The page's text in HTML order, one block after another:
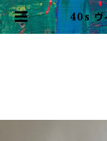
40s ヴ
ージャ